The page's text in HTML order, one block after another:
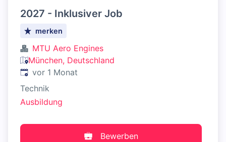
2027 - Inklusiver Job
merken
MTU Aero Engines
München, Deutschland
Veröffentlicht:
vor 1 Monat
Technik
Ausbildung
Bewerben